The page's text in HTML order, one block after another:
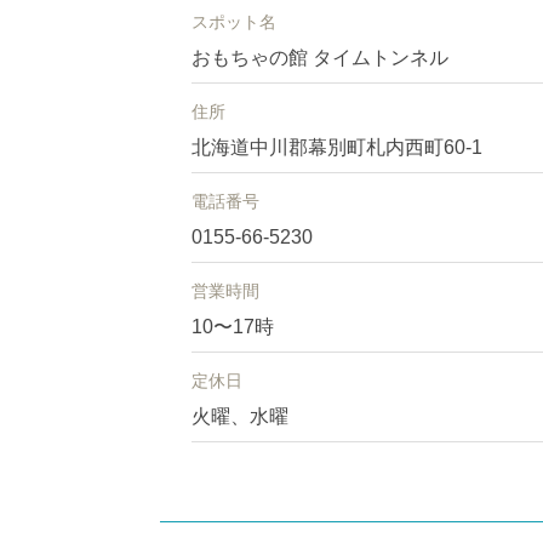
スポット名
おもちゃの館 タイムトンネル
住所
北海道中川郡幕別町札内西町60-1
電話番号
0155-66-5230
営業時間
10〜17時
定休日
火曜、水曜